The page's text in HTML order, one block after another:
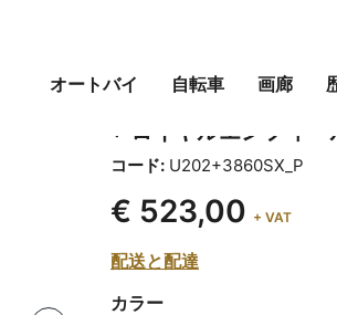
オートバイ 自転車 画廊
スプリットレザー
+ ロイヤルエンフィ
コード: U202+3860SX_P
€ 523,00 + VAT
配送と配達
カラー